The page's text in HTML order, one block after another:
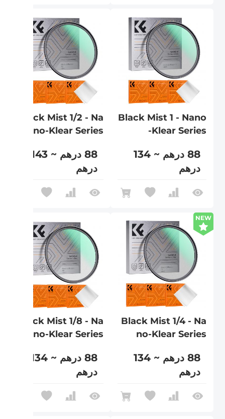
Black Mist 1 - Nano
-Klear Series
88 درهم ~ 134
درهم
Black Mist 1/2 - Na
no-Klear Series
88 درهم ~ 143
درهم
NEW
Black Mist 1/4 - Na
no-Klear Series
88 درهم ~ 134
درهم
Black Mist 1/8 - Na
no-Klear Series
88 درهم ~ 134
درهم